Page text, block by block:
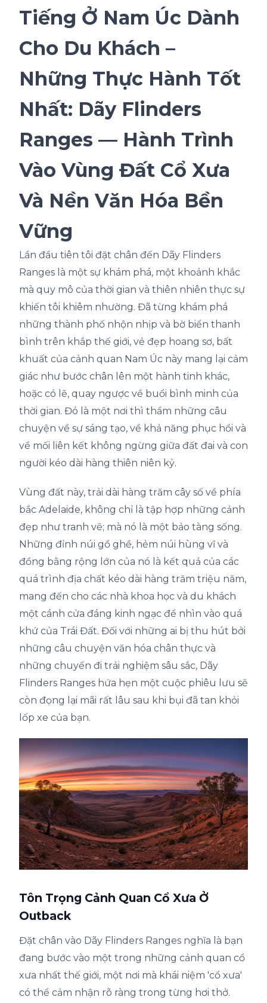
Tiếng Ở Nam Úc Dành
Cho Du Khách –
Những Thực Hành Tốt
Nhất: Dãy Flinders
Ranges — Hành Trình
Vào Vùng Đất Cổ Xưa
Và Nền Văn Hóa Bền
Vững
Lần đầu tiên tôi đặt chân đến Dãy Flinders
Ranges là một sự khám phá, một khoảnh khắc
mà quy mô của thời gian và thiên nhiên thực sự
khiến tôi khiêm nhường. Đã từng khám phá
những thành phố nhộn nhịp và bờ biển thanh
bình trên khắp thế giới, vẻ đẹp hoang sơ, bất
khuất của cảnh quan Nam Úc này mang lại cảm
giác như bước chân lên một hành tinh khác,
hoặc có lẽ, quay ngược về buổi bình minh của
thời gian. Đó là một nơi thì thầm những câu
chuyện về sự sáng tạo, về khả năng phục hồi và
về mối liên kết không ngừng giữa đất đai và con
người kéo dài hàng thiên niên kỷ.
Vùng đất này, trải dài hàng trăm cây số về phía
bắc Adelaide, không chỉ là tập hợp những cảnh
đẹp như tranh vẽ; mà nó là một bảo tàng sống.
Những đỉnh núi gồ ghề, hẻm núi hùng vĩ và
đồng bằng rộng lớn của nó là kết quả của các
quá trình địa chất kéo dài hàng trăm triệu năm,
mang đến cho các nhà khoa học và du khách
một cánh cửa đáng kinh ngạc để nhìn vào quá
khứ của Trái Đất. Đối với những ai bị thu hút bởi
những câu chuyện văn hóa chân thực và
những chuyến đi trải nghiệm sâu sắc, Dãy
Flinders Ranges hứa hẹn một cuộc phiêu lưu sẽ
còn đọng lại mãi rất lâu sau khi bụi đã tan khỏi
lốp xe của bạn.
Tôn Trọng Cảnh Quan Cổ Xưa Ở
Outback
Đặt chân vào Dãy Flinders Ranges nghĩa là bạn
đang bước vào một trong những cảnh quan cổ
xưa nhất thế giới, một nơi mà khái niệm 'cổ xưa'
có thể cảm nhận rõ ràng trong từng hơi thở.